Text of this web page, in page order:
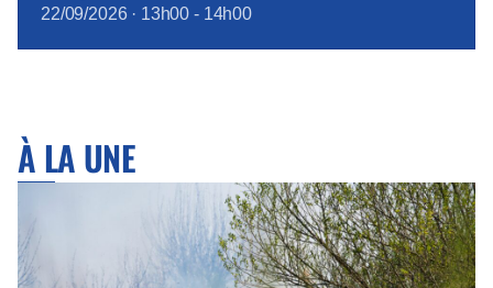
22/09/2026· 13h00 - 14h00
À LA UNE